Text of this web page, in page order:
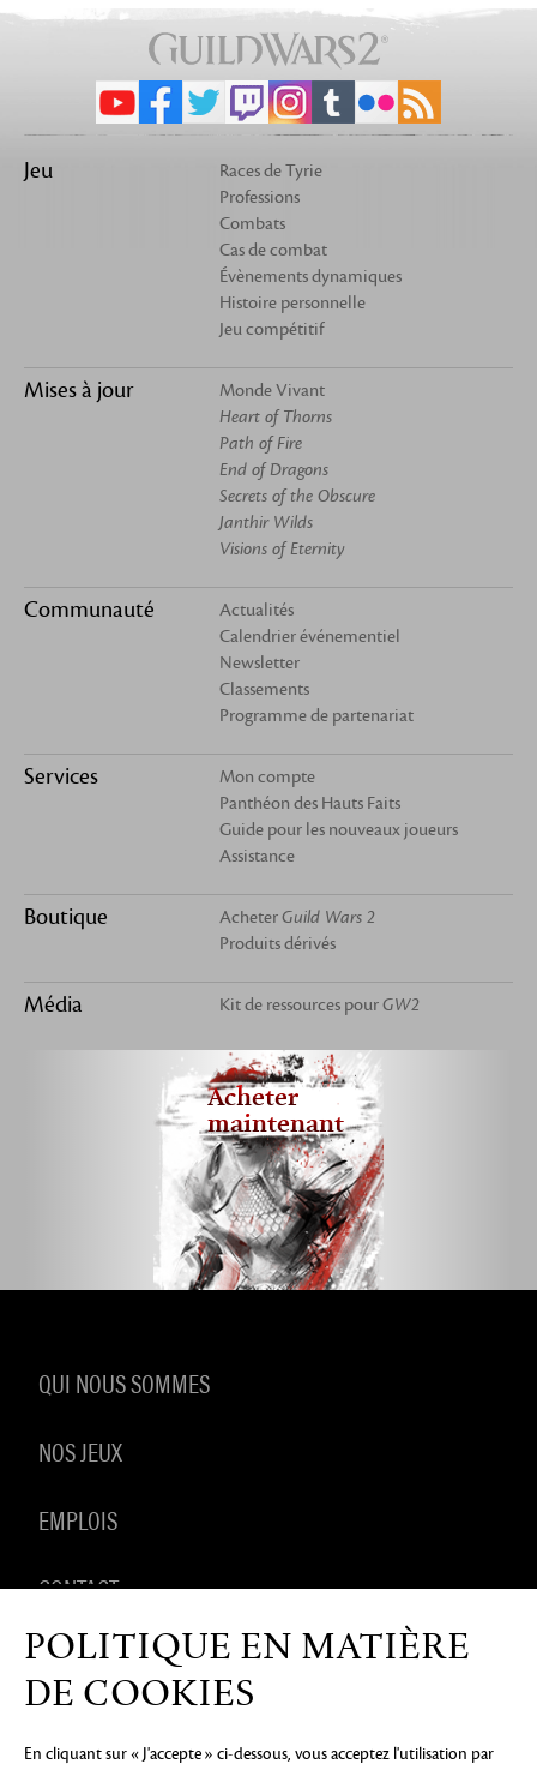
Jeu
Races de Tyrie
Professions
Combats
Cas de combat
Évènements dynamiques
Histoire personnelle
Jeu compétitif
Mises à jour
Monde Vivant
Heart of Thorns
Path of Fire
End of Dragons
Secrets of the Obscure
Janthir Wilds
Visions of Eternity
Communauté
Actualités
Calendrier événementiel
Newsletter
Classements
Programme de partenariat
Services
Mon compte
Panthéon des Hauts Faits
Guide pour les nouveaux joueurs
Assistance
Boutique AcheterGuild Wars 2
Produits dérivés
Média Kit de ressources pourGW2
Acheter
maintenant
QUI NOUS SOMMES
NOS JEUX
EMPLOIS
CONTACT
PRODUITS DÉRIVÉS
POLITIQUE EN MATIÈRE
DE COOKIES
En cliquant sur « J'accepte » ci-dessous, vous acceptez l'utilisation par